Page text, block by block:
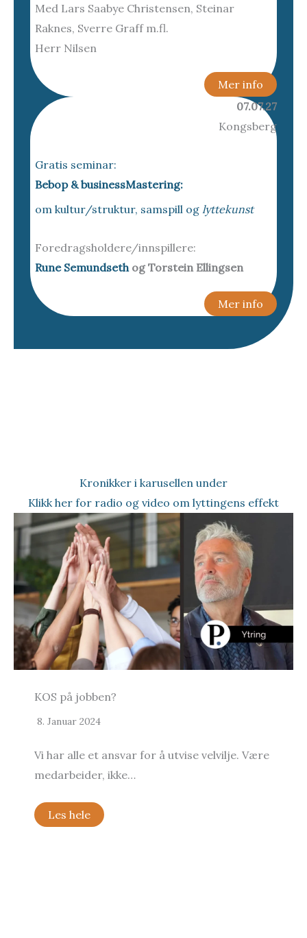
Med Lars Saabye Christensen, Steinar
Raknes, Sverre Graff m.fl.
Herr Nilsen
Mer info
07.07.27
Kongsberg
Gratis seminar:
Bebop & businessMastering:
om kultur/struktur, samspill og lyttekunst
Foredragsholdere/innspillere:
Rune Semundseth og Torstein Ellingsen
Mer info
Kronikker i karusellen under
Klikk her for radio og video om lyttingens effekt
velvilje. Være